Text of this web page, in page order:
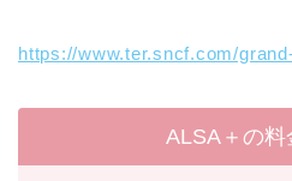
https://www.ter.sncf.com/
ALSA＋の料